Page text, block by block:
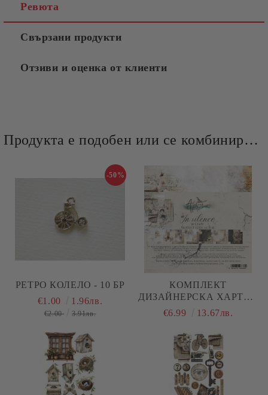
Ревюта
Свързани продукти
Отзиви и оценка от клиенти
Продукта е подобен или се комбинира добре и със следните продукти :
РЕТРО КОЛЕЛО - 10 БР
-50%
€1.00 1.96лв.
€2.00 3.91лв.
КОМПЛЕКТ
ДИЗАЙНЕРСКА ХАРТИЯ
- IN SILENCE - 12 ЛИСТА
€6.99 13.67лв.